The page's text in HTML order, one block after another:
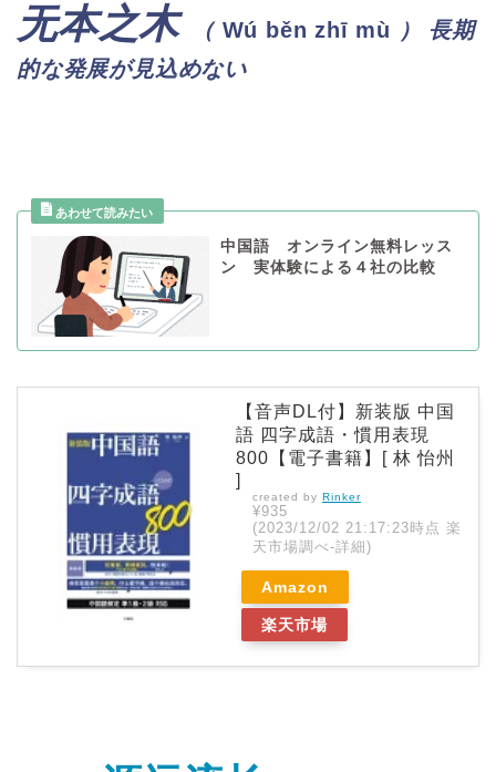
无本之木 （ Wú běn zhī mù ） 長期
的な発展が見込めない
中国語 オンライン無料レッス
ン 実体験による４社の比較
【音声DL付】新装版 中国
語 四字成語・慣用表現
800【電子書籍】[ 林 怡州
]
created by Rinker
¥935
(2023/12/02 21:17:23時点 楽
天市場調べ-詳細)
Amazon
楽天市場